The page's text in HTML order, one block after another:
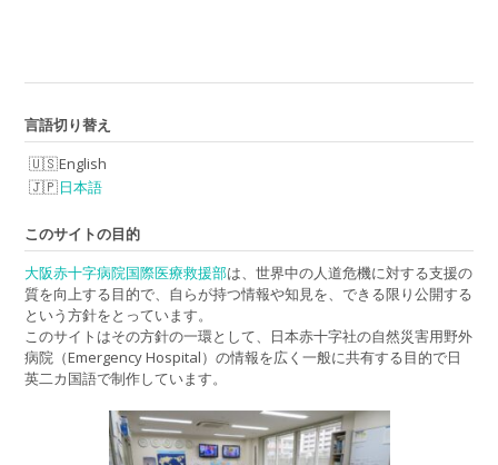
言語切り替え
English
日本語
このサイトの目的
大阪赤十字病院国際医療救援部は、世界中の人道危機に対する支援の
質を向上する目的で、自らが持つ情報や知見を、できる限り公開する
という方針をとっています。
このサイトはその方針の一環として、日本赤十字社の自然災害用野外
病院（Emergency Hospital）の情報を広く一般に共有する目的で日
英二カ国語で制作しています。